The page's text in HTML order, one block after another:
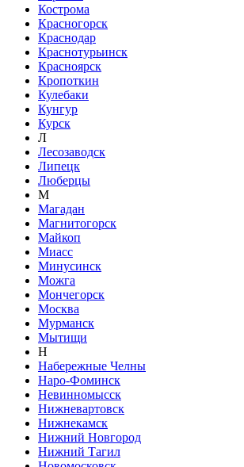
Кострома
Красногорск
Краснодар
Краснотурьинск
Красноярск
Кропоткин
Кулебаки
Кунгур
Курск
Л
Лесозаводск
Липецк
Люберцы
М
Магадан
Магнитогорск
Майкоп
Миасс
Минусинск
Можга
Мончегорск
Москва
Мурманск
Мытищи
Н
Набережные Челны
Наро-Фоминск
Невинномысск
Нижневартовск
Нижнекамск
Нижний Новгород
Нижний Тагил